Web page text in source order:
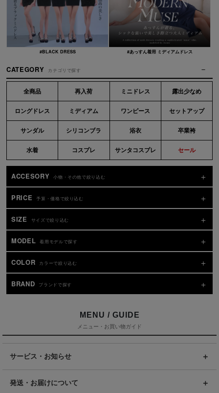
#BLACK DRESS #あっすん着用 ミディアムドレス
CATEGORY カテゴリで探す
全商品 再入荷 ミニドレス 露出少なめ
ロングドレス ミディアム ワンピース セットアップ
サンダル シリコンブラ 浴衣 卒業袴
水着 コスプレ サンタコスプレ セール
ACCESORY 小物・その他で絞り込む
PRICE 予算・価格で絞り込む
SIZE サイズで絞り込む
MODEL 着用モデルで探す
COLOR カラーで絞り込む
BRAND ブランドで探す
MENU / GUIDE
メニュー・お買い物ガイド
サービス・お知らせ
発送・お届けについて